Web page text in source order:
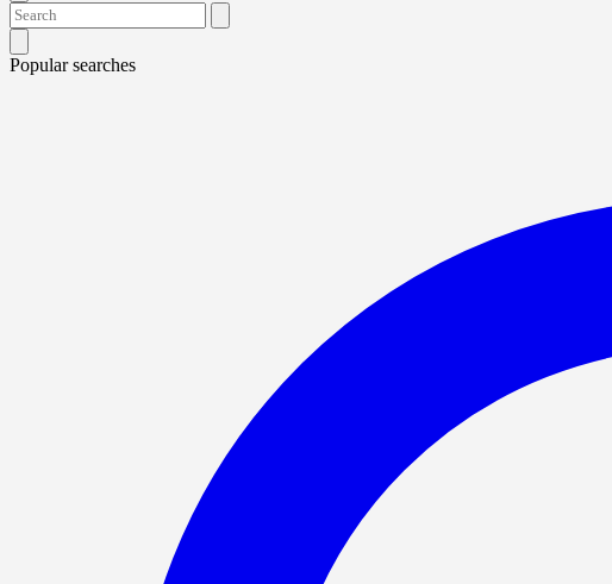
Popular searches